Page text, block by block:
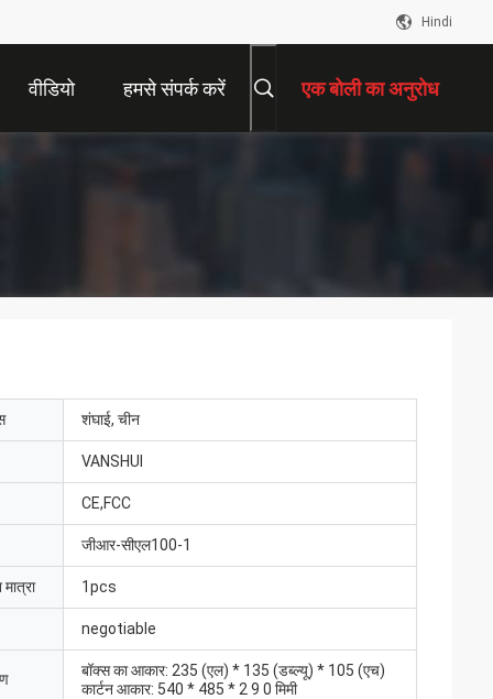
Hindi
वीडियो हमसे संपर्क करें एक बोली का अनुरोध
शंघाई, चीन
VANSHUI
CE,FCC
जीआर-सीएल100-1
1pcs
negotiable
बॉक्स का आकार: 235 (एल) * 135 (डब्ल्यू) * 105 (एच)
कार्टन आकार: 540 * 485 * 2 9 0 मिमी